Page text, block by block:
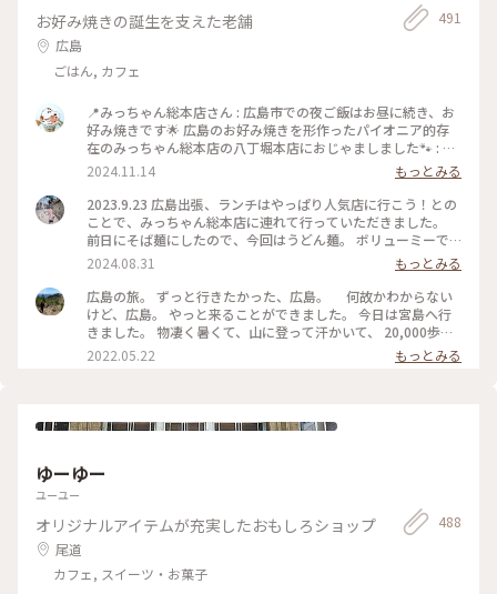
お好み焼きの誕生を支えた老舗
広島
ごはん, カフェ
491
📍みっちゃん総本店さん : 広島市での夜ご飯はお昼に続き、お
好み焼きです🌟 広島のお好み焼きを形作ったパイオニア的存
在のみっちゃん総本店の八丁堀本店におじゃましました🐾 : 翌
日の出発が早かったのと人気店ということもあり、早め早めの
行動で18時前にはお店に到着しましたが、すでに結構な列が…
🥲 でも、夜はこのお店と決めて来たので並びました！ 回転は
いいのか、50分くらいで座れました🙌 : 頼んだのはまたまた定
番のそば肉玉子✨ 私は、麺がパリパリもっちりなお好み焼きが
大好きなので、このお好み焼きはドンピシャ💕 とっても美味
しかったです🥰 ドリンクは広島のご当地サイダーを🫧 さっぱ
りなはっさくはソースのお供にも合いました！ ボリューミー
で残そうか迷いましたが、広島のお好み焼き大好きなので完食
しました😋 また広島で本場のお好み焼き食べたいな〜✨ マヨ
のキャップがカープの帽子でかわいかったです❤️ : これにて、
岡山広島旅3日目終了です🎵 翌日は広島の別の街を巡ります🚗
ゃん総本店 #美味 #広島グルメ #広島 #milkのミルキーな毎日
2024.11.14
もっとみる
2023.9.23 広島出張、ランチはやっぱり人気店に行こう！との
ことで、みっちゃん総本店に連れて行っていただきました。
前日にそば麺にしたので、今回はうどん麺。 ボリューミーで
もちもちで食べ応え抜群でした！ #広島 #お好み焼き #みっち
ゃん
2024.08.31
もっとみる
広島の旅。 ずっと行きたかった、広島。 何故かわからない
けど、広島。 やっと来ることができました。 今日は宮島へ行
きました。 物凄く暑くて、山に登って汗かいて、 20,000歩以
上歩きました。 夜ご飯は、“ここへ行こう”と決めていて、 い
ざお店に出向いたら、行列。 諦めて次に向かったのが、こち
行く前から、そう考えてました。 他のお店との食べ比べをし
いかな（笑） というぐらい、お腹いっぱいになりました。 ご
好み焼き #ごはん
2022.05.22 もっとみる
ゆーゆー
ユーユー
オリジナルアイテムが充実したおもしろショップ
尾道
カフェ, スイーツ・お菓子
488